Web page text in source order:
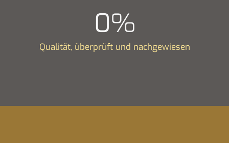
0%
Qualität, überprüft und nachgewiesen